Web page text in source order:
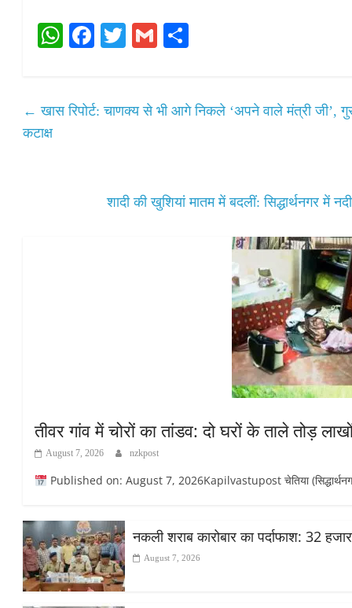
W
A
Fa
ok
T
r
G
← खास रिपोर्ट: चाणक्य से भी आगे निकले ‘अपने वाले मंत्री जी’,
कटाक्ष
शादी की खुशियां मातम में बदलीं: सिद्धार्थनगर में
तीवर गांव में चोरों का तांडव: दो घरों के ताले तोड़
August 7, 2026 nzkpost
Published on: August 7, 2026Kapilvastupost चेतिया (सिद्धार्थनगर):
नकली शराब कारोबार का पर्दाफाश: 32
August 7, 2026